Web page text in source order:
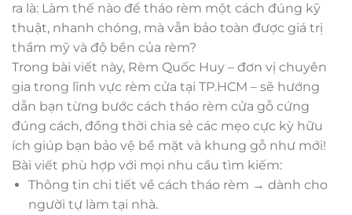
ra là: Làm thế nào để tháo rèm một cách đúng kỹ
thuật, nhanh chóng, mà vẫn bảo toàn được giá trị
thẩm mỹ và độ bền của rèm?
Trong bài viết này, Rèm Quốc Huy – đơn vị chuyên
gia trong lĩnh vực rèm cửa tại TP.HCM – sẽ hướng
dẫn bạn từng bước cách tháo rèm cửa gỗ cứng
đúng cách, đồng thời chia sẻ các mẹo cực kỳ hữu
ích giúp bạn bảo vệ bề mặt và khung gỗ như mới!
Bài viết phù hợp với mọi nhu cầu tìm kiếm:
Thông tin chi tiết về cách tháo rèm → dành cho
người tự làm tại nhà.